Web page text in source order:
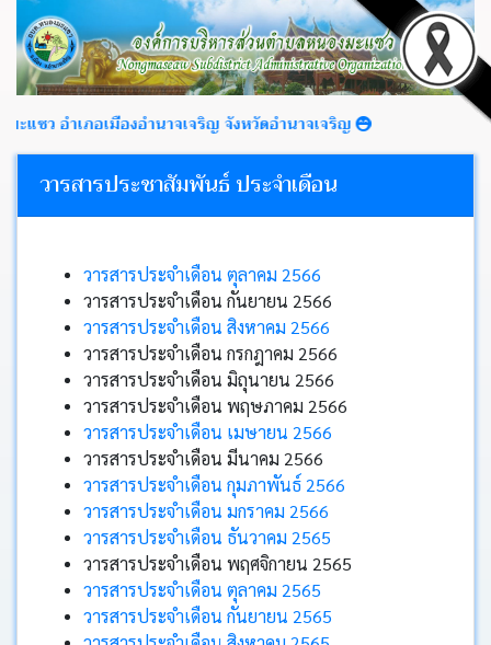
อเมืองอำนาจเจริญ จังหวัดอำนาจเจริญ
วารสารประชาสัมพันธ์ ประจำเดือน
วารสารประจำเดือน ตุลาคม 2566
วารสารประจำเดือน กันยายน 2566
วารสารประจำเดือน สิงหาคม 2566
วารสารประจำเดือน กรกฎาคม 2566
วารสารประจำเดือน มิถุนายน 2566
วารสารประจำเดือน พฤษภาคม 2566
วารสารประจำเดือน เมษายน 2566
วารสารประจำเดือน มีนาคม 2566
วารสารประจำเดือน กุมภาพันธ์ 2566
วารสารประจำเดือน มกราคม 2566
วารสารประจำเดือน ธันวาคม 2565
วารสารประจำเดือน พฤศจิกายน 2565
วารสารประจำเดือน ตุลาคม 2565
วารสารประจำเดือน กันยายน 2565
หน้า
ประชาสัมพันธ์
ประกาศ